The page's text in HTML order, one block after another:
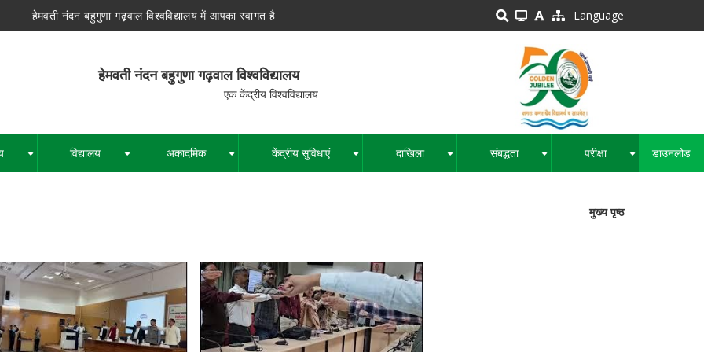
हेमवती नंदन बहुगुणा गढ़वाल विश्वविद्यालय में आपका स्वागत है Language
बहुगुणा गढ़वाल विश्वविद्यालय
विश्वविद्यालय
विद्यालय अकादमिक केंद्रीय सुविधाएं दाखिला संबद्धता परीक्षा डाउनलोड
मुख्य पृष्ठ